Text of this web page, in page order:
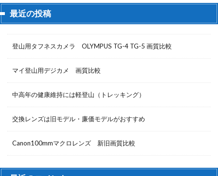
最近の投稿
登山用タフネスカメラ OLYMPUS TG-4 TG-5 画質比較
マイ登山用デジカメ 画質比較
中高年の健康維持には軽登山（トレッキング）
交換レンズは旧モデル・廉価モデルがおすすめ
Canon100mmマクロレンズ 新旧画質比較